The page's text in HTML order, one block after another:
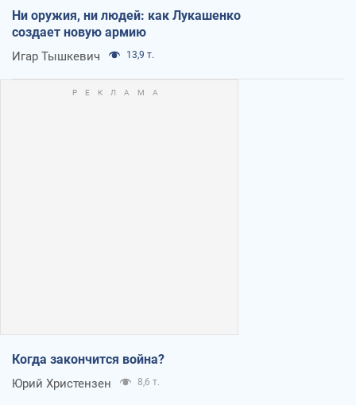
Ни оружия, ни людей: как Лукашенко
создает новую армию
Игар Тышкевич 13,9 т.
Когда закончится война?
Юрий Христензен 8,6 т.